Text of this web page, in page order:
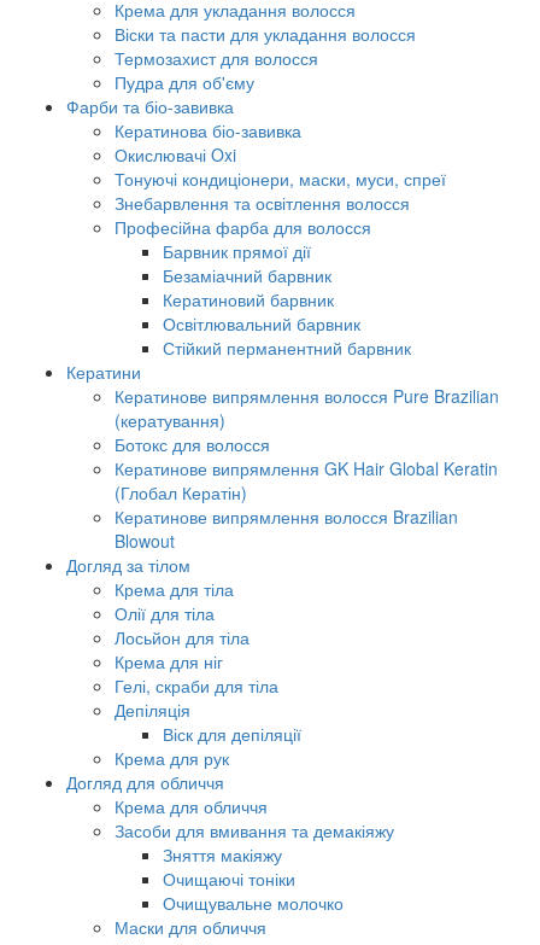
Крема для укладання волосся
Віски та пасти для укладання волосся
Термозахист для волосся
Пудра для об'єму
Фарби та біо-завивка
Кератинова біо-завивка
Окислювачі Oxi
Тонуючі кондиціонери, маски, муси, спреї
Знебарвлення та освітлення волосся
Професійна фарба для волосся
Барвник прямої дії
Безаміачний барвник
Кератиновий барвник
Освітлювальний барвник
Стійкий перманентний барвник
Кератини
Кератинове випрямлення волосся Pure Brazilian
(кератування)
Ботокс для волосся
Кератинове випрямлення GK Hair Global Keratin
(Глобал Кератін)
Кератинове випрямлення волосся Brazilian
Blowout
Догляд за тілом
Крема для тіла
Олії для тіла
Лосьйон для тіла
Крема для ніг
Гелі, скраби для тіла
Депіляція
Віск для депіляції
Крема для рук
Догляд для обличчя
Крема для обличчя
Засоби для вмивання та демакіяжу
Зняття макіяжу
Очищаючі тоніки
Очищувальне молочко
Маски для обличчя